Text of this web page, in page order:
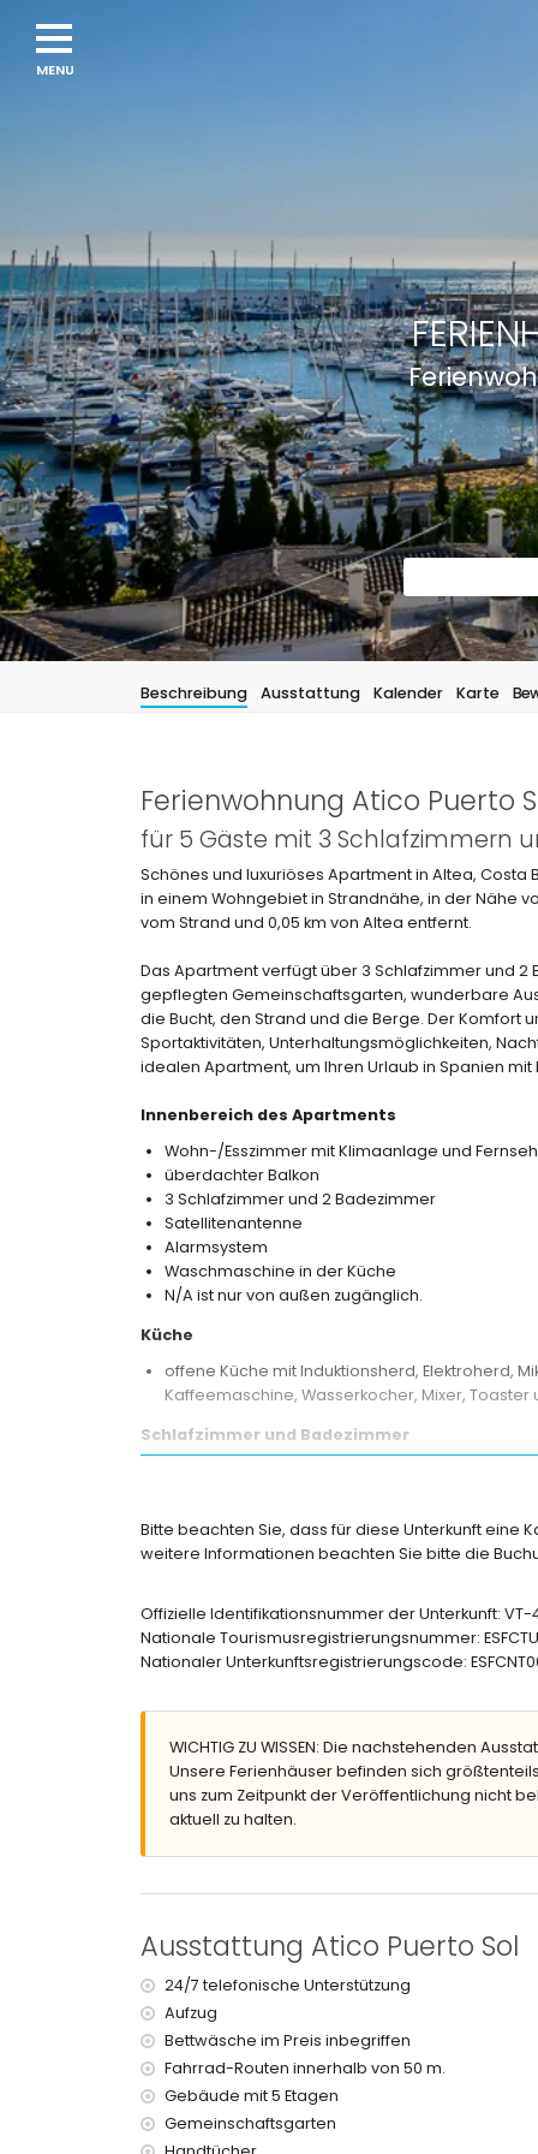
Beschreibung Ausstattung Kalender Karte
Ferienwohnung Atico Puerto
für 5 Gäste mit 3 Schlafzimmern
Schönes und luxuriöses Apartment in Altea,
in einem Wohngebiet in Strandnähe, in der Nähe
vom Strand und 0,05 km von Altea entfernt.
Das Apartment verfügt über 3 Schlafzimmer und
gepflegten Gemeinschaftsgarten, wunderbare
die Bucht, den Strand und die Berge. Der Komfort
Sportaktivitäten, Unterhaltungsmöglichkeiten,
idealen Apartment, um Ihren Urlaub in Spanien
Innenbereich des Apartments
Wohn-/Esszimmer mit Klimaanlage und
überdachter Balkon
3 Schlafzimmer und 2 Badezimmer
Satellitenantenne
Alarmsystem
Waschmaschine in der Küche
N/A ist nur von außen zugänglich.
Küche
offene Küche mit Induktionsherd, Elektroherd,
Kaffeemaschine, Wasserkocher, Mixer, Toaster
Schlafzimmer und Badezimmer
eigenes Badezimmer mit Waschbecken,
Außenbereich des Apartments
gepflegter Gemeinschaftsgarten
nächste Stadt: Altea (innerhalb von 50 Metern
nächster Fluss oder Ufer: Altea (innerhalb von
nächster Strand innerhalb von 200 Metern vom
nächster Hafen innerhalb von 50 Metern vom
nächster Park innerhalb von 100 Metern vom
zweitnächster Flughafen: Valencia (> 100
Haustiere sind nicht erlaubt
Das Gebäude, in dem sich die Unterkunft
Die Unterkunft eignet sich sehr gut für Familien
Ausstattung und Dienstleistungen im
Bettwäsche und Handtücher
24-Stunden-Notdienst
Bitte beachten Sie, dass für diese Unterkunft eine
weitere Informationen beachten Sie bitte die
Offizielle Identifikationsnummer der Unterkunft: VT-
Nationale Tourismusregistrierungsnummer:
Nationaler Unterkunftsregistrierungscode:
WICHTIG ZU WISSEN: Die nachstehenden
Unsere Ferienhäuser befinden sich
uns zum Zeitpunkt der Veröffentlichung nicht
aktuell zu halten.
Ausstattung Atico Puerto Sol
24/7 telefonische Unterstützung
Aufzug
Bettwäsche im Preis inbegriffen
Fahrrad-Routen innerhalb von 50 m.
Gebäude mit 5 Etagen
Gemeinschaftsgarten